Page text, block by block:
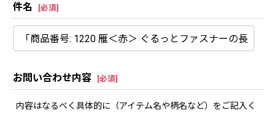
件名 [必須]
お問い合わせ内容 [必須]
内容はなるべく具体的に（アイテム名や柄名など）をご記入く